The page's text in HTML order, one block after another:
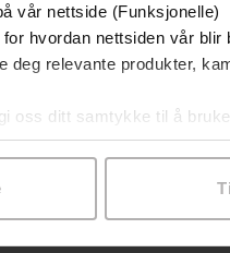
vår nettside (Funksjonelle)
hvordan nettsiden vår
deg relevante produkter,
oss ditt samtykke til å
ved å klikke på
129,-
Utskudd
Lier Horst